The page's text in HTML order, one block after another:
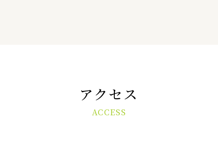
アクセス
ACCESS